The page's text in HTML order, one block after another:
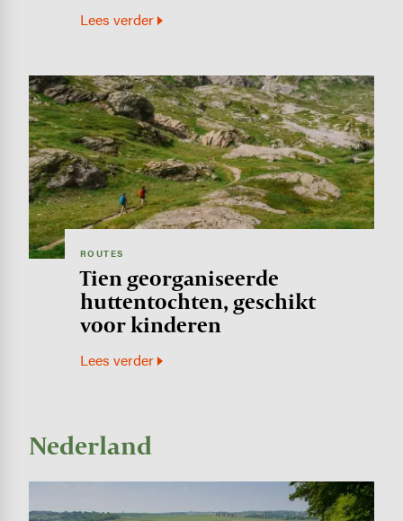
Lees verder
Image
ROUTES
Tien georganiseerde
huttentochten, geschikt
voor kinderen
Lees verder
Nederland